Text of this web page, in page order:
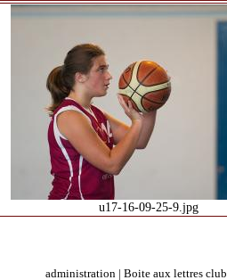
u17-16-09-25-9.jpg
administration| Boite aux lettres club